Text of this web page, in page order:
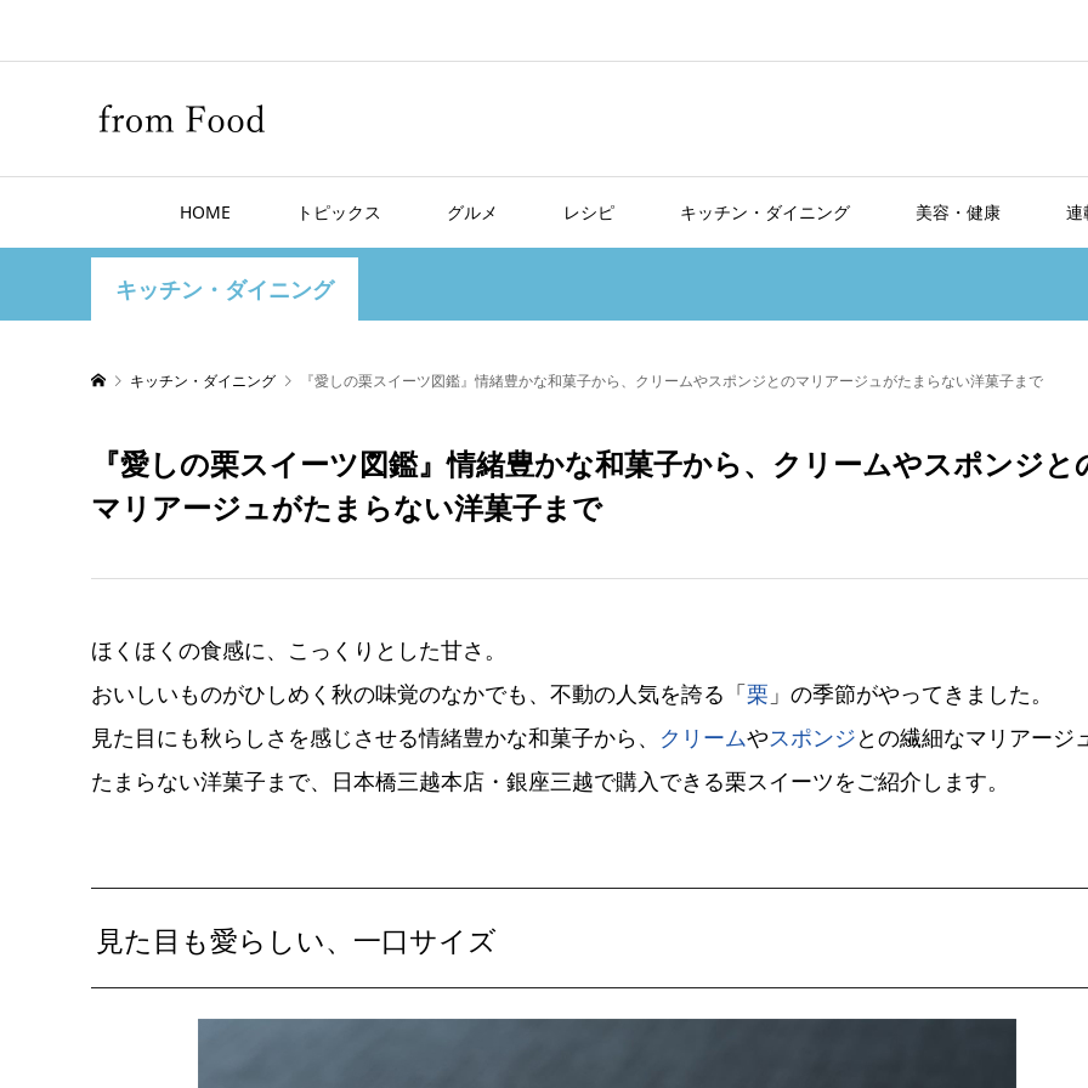
HOME トピックス グルメ レシピ キッチン・ダイニング 美容・健康 連
キッチン・ダイニング
キッチン・ダイニング 『愛しの栗スイーツ図鑑』情緒豊かな和菓子から、クリームやスポンジとのマリアージュがたまらない洋菓子まで
『愛しの栗スイーツ図鑑』情緒豊かな和菓子から、クリームやスポンジと
マリアージュがたまらない洋菓子まで
ほくほくの食感に、こっくりとした甘さ。
おいしいものがひしめく秋の味覚のなかでも、不動の人気を誇る「栗 」の季節がやってきました。
見た目にも秋らしさを感じさせる情緒豊かな和菓子から、 クリームやスポンジとの繊細なマリアージ
たまらない洋菓子まで、日本橋三越本店・銀座三越で購入できる栗スイーツをご紹介します。
見た目も愛らしい、一口サイズ